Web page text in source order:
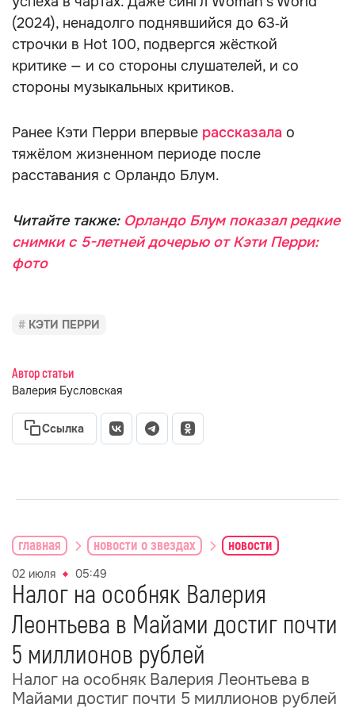
(2024), ненадолго поднявшийся до 63‑й
строчки в Hot 100, подвергся жёсткой
критике — и со стороны слушателей, и со
стороны музыкальных критиков.
Ранее Кэти Перри впервые рассказала о
тяжёлом жизненном периоде после
расставания с Орландо Блум.
Читайте также: Орландо Блум показал редкие
снимки с 5-летней дочерью от Кэти Перри:
фото
КЭТИ ПЕРРИ
Автор статьи
Валерия Бусловская
Ссылка
главная новости о звездах новости
02 июля 05:49
Налог на особняк Валерия
Леонтьева в Майами достиг почти
5 миллионов рублей
Налог на особняк Валерия Леонтьева в
Майами достиг почти 5 миллионов рублей